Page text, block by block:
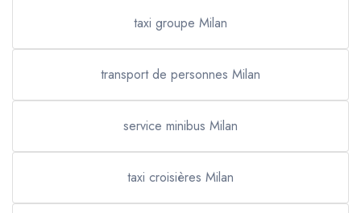
taxi groupe Milan
transport de personnes Milan
service minibus Milan
taxi croisières Milan